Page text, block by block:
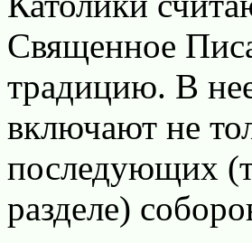
Священное
традицию. В
включают не
последующих
разделе)